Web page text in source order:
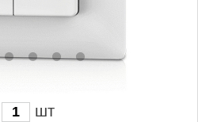
шт